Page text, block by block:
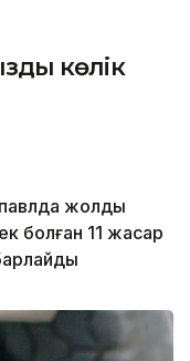
көлік
жолды
болған 11 жасар